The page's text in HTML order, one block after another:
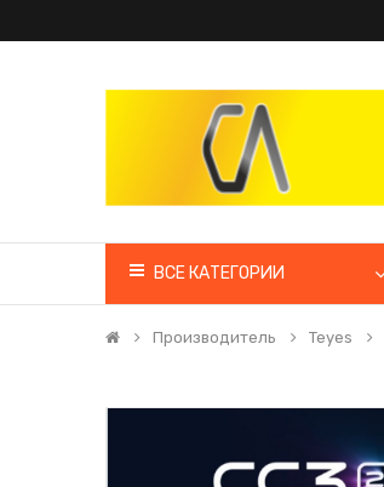
ВСЕ КАТЕГОРИИ
Производитель Teyes